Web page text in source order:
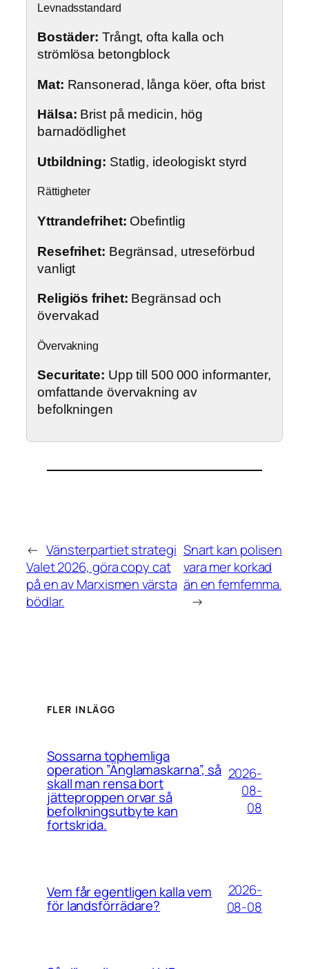
Levnadsstandard
Bostäder: Trångt, ofta kalla och
strömlösa betongblock
Mat: Ransonerad, långa köer, ofta brist
Hälsa: Brist på medicin, hög
barnadödlighet
Utbildning: Statlig, ideologiskt styrd
Rättigheter
Yttrandefrihet: Obefintlig
Resefrihet: Begränsad, utreseförbud
vanligt
Religiös frihet: Begränsad och
övervakad
Övervakning
Securitate: Upp till 500 000 informanter,
omfattande övervakning av
befolkningen
← Vänsterpartiet strategi
Valet 2026, göra copy cat
på en av Marxismen värsta
bödlar.
Snart kan polisen
vara mer korkad
än en femfemma.
→
FLER INLÄGG
Sossarna tophemliga
operation ”Änglamaskarna”, så
skall man rensa bort
jätteproppen orvar så
befolkningsutbyte kan
fortskrida.
2026-
08-
08
Vem får egentligen kalla vem
för landsförrädare?
2026-
08-08